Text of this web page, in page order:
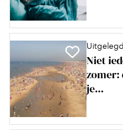
Uitgelegd
Niet
zomer:
je...